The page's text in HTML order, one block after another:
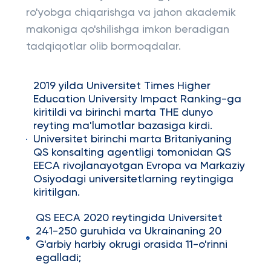
ro'yobga chiqarishga va jahon akademik
makoniga qo'shilishga imkon beradigan
tadqiqotlar olib bormoqdalar.
2019 yilda Universitet Times Higher
Education University Impact Ranking-ga
kiritildi va birinchi marta THE dunyo
reyting ma'lumotlar bazasiga kirdi.
Universitet birinchi marta Britaniyaning
QS konsalting agentligi tomonidan QS
EECA rivojlanayotgan Evropa va Markaziy
Osiyodagi universitetlarning reytingiga
kiritilgan.
QS EECA 2020 reytingida Universitet
241-250 guruhida va Ukrainaning 20
G'arbiy harbiy okrugi orasida 11-o'rinni
egalladi;